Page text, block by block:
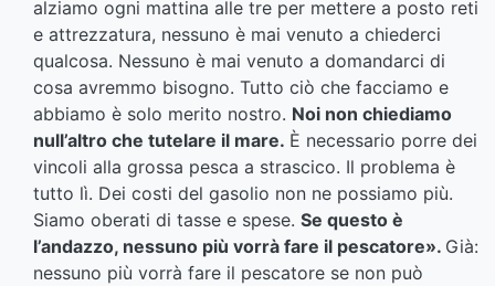
alziamo ogni mattina alle tre per mettere a posto reti
e attrezzatura, nessuno è mai venuto a chiederci
qualcosa. Nessuno è mai venuto a domandarci di
cosa avremmo bisogno. Tutto ciò che facciamo e
abbiamo è solo merito nostro. Noi non chiediamo
null’altro che tutelare il mare. È necessario porre dei
vincoli alla grossa pesca a strascico. Il problema è
tutto lì. Dei costi del gasolio non ne possiamo più.
Siamo oberati di tasse e spese. Se questo è
l’andazzo, nessuno più vorrà fare il pescatore». Già:
nessuno più vorrà fare il pescatore se non può